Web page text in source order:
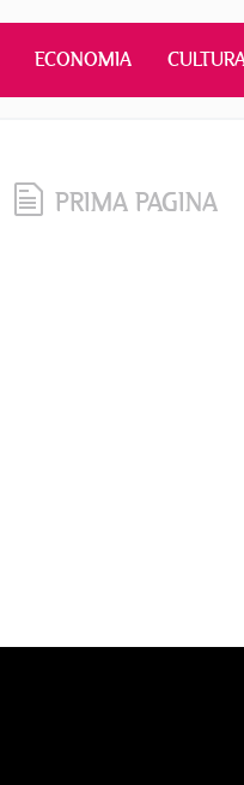
ECONOMIA
PRIMA PAGINA